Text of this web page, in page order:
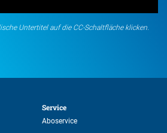
Untertitel auf die CC-Schaltfläche klicken.
Service
Aboservice